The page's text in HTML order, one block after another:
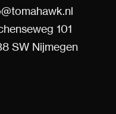
101
SW Nijmegen